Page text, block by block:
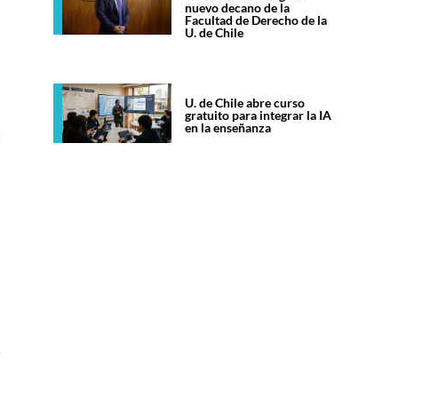
nuevo decano de la
Facultad de Derecho de la
U. de Chile
U. de Chile abre curso
gratuito para integrar la IA
en la enseñanza